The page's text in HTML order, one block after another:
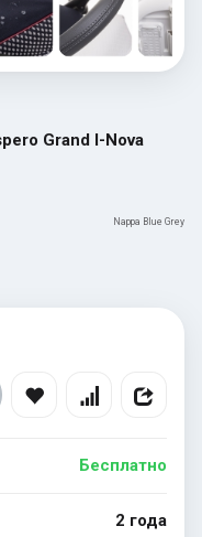
Grand I-Nova
Nappa Blue Grey
Бесплатно
2 года